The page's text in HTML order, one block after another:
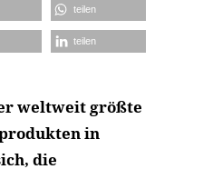
teilen
teilen
weltweit größte
in
die